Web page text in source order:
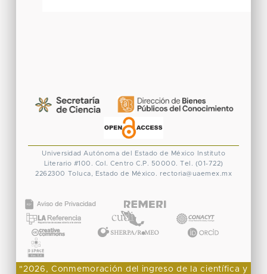
Universidad Autónoma del Estado de México
Instituto
Literario #100. Col. Centro C.P. 50000. Tel. (01-722)
2262300 Toluca, Estado de México. rectoria@uaemex.mx
"2026, Conmemoración del ingreso de la científica y